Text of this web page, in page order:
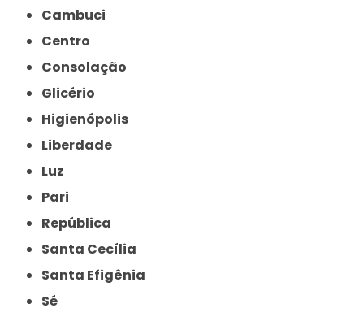
Cambuci
Centro
Consolação
Glicério
Higienópolis
Liberdade
Luz
Pari
República
Santa Cecília
Santa Efigênia
Sé